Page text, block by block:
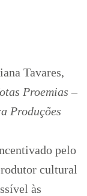
Tavares,
Proemias –
Produções
pelo
cultural
às